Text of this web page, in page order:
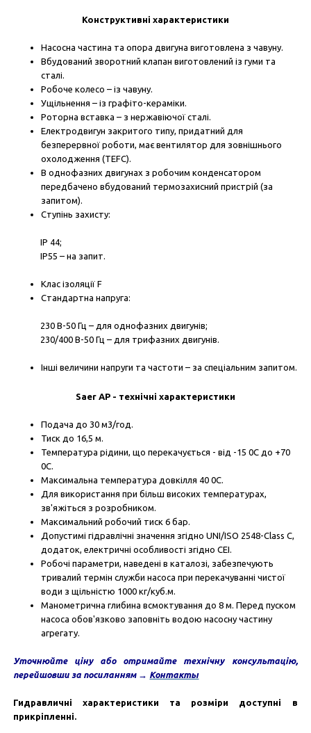
Конструктивні характеристики
Насосна частина та опора двигуна виготовлена ​​з чавуну.
Вбудований зворотний клапан виготовлений із гуми та
сталі.
Робоче колесо – із чавуну.
Ущільнення – із графіто-кераміки.
Роторна вставка – з нержавіючої сталі.
Електродвигун закритого типу, придатний для
безперервної роботи, має вентилятор для зовнішнього
охолодження (TEFC).
В однофазних двигунах з робочим конденсатором
передбачено вбудований термозахисний пристрій (за
запитом).
Ступінь захисту:
IP 44;
IP55 – на запит.
Клас ізоляції F
Стандартна напруга:
230 В-50 Гц – для однофазних двигунів;
230/400 В-50 Гц – для трифазних двигунів.
Інші величини напруги та частоти – за спеціальним запитом.
Saer AP - технічні характеристики
Подача до 30 м3/год.
Тиск до 16,5 м.
Температура рідини, що перекачується - від -15 0С до +70
0С.
Максимальна температура довкілля 40 0С.
Для використання при більш високих температурах,
зв'яжіться з розробником.
Максимальний робочий тиск 6 бар.
Допустимі гідравлічні значення згідно UNI/ISO 2548-Class C,
додаток, електричні особливості згідно СЕI.
Робочі параметри, наведені в каталозі, забезпечують
тривалий термін служби насоса при перекачуванні чистої
води з щільністю 1000 кг/куб.м.
Манометрична глибина всмоктування до 8 м. Перед пуском
насоса обов'язково заповніть водою насосну частину
агрегату.
Уточнюйте ціну або отримайте технічну консультацію,
перейшовши за посиланням → Контакты
Гидравличні характеристики та розміри доступні в
прикріпленні.